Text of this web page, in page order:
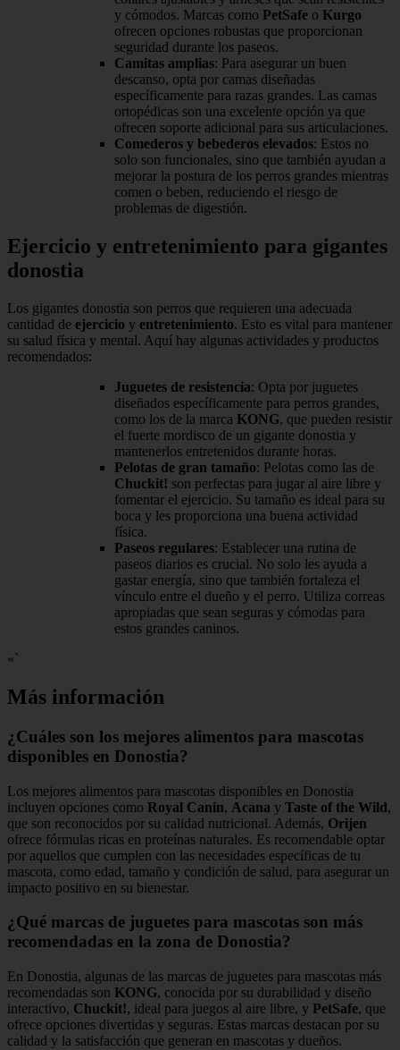
y cómodos. Marcas como PetSafe o Kurgo
ofrecen opciones robustas que proporcionan
seguridad durante los paseos.
Camitas amplias: Para asegurar un buen
descanso, opta por camas diseñadas
específicamente para razas grandes. Las camas
ortopédicas son una excelente opción ya que
ofrecen soporte adicional para sus articulaciones.
Comederos y bebederos elevados: Estos no
solo son funcionales, sino que también ayudan a
mejorar la postura de los perros grandes mientras
comen o beben, reduciendo el riesgo de
problemas de digestión.
Ejercicio y entretenimiento para gigantes
donostia
Los gigantes donostia son perros que requieren una adecuada
cantidad de ejercicio y entretenimiento. Esto es vital para mantener
su salud física y mental. Aquí hay algunas actividades y productos
recomendados:
Juguetes de resistencia: Opta por juguetes
diseñados específicamente para perros grandes,
como los de la marca KONG, que pueden resistir
el fuerte mordisco de un gigante donostia y
mantenerlos entretenidos durante horas.
Pelotas de gran tamaño: Pelotas como las de
Chuckit! son perfectas para jugar al aire libre y
fomentar el ejercicio. Su tamaño es ideal para su
boca y les proporciona una buena actividad
física.
Paseos regulares: Establecer una rutina de
paseos diarios es crucial. No solo les ayuda a
gastar energía, sino que también fortaleza el
vínculo entre el dueño y el perro. Utiliza correas
apropiadas que sean seguras y cómodas para
estos grandes caninos.
«`
Más información
¿Cuáles son los mejores alimentos para mascotas
disponibles en Donostia?
Los mejores alimentos para mascotas disponibles en Donostia
incluyen opciones como Royal Canin, Acana y Taste of the Wild,
que son reconocidos por su calidad nutricional. Además, Orijen
ofrece fórmulas ricas en proteínas naturales. Es recomendable optar
por aquellos que cumplen con las necesidades específicas de tu
mascota, como edad, tamaño y condición de salud, para asegurar un
impacto positivo en su bienestar.
¿Qué marcas de juguetes para mascotas son más
recomendadas en la zona de Donostia?
En Donostia, algunas de las marcas de juguetes para mascotas más
recomendadas son KONG, conocida por su durabilidad y diseño
interactivo, Chuckit!, ideal para juegos al aire libre, y PetSafe, que
ofrece opciones divertidas y seguras. Estas marcas destacan por su
calidad y la satisfacción que generan en mascotas y dueños.